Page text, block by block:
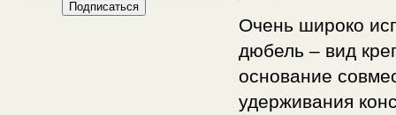
Очень широко
дюбель – вид
основание
удерживания